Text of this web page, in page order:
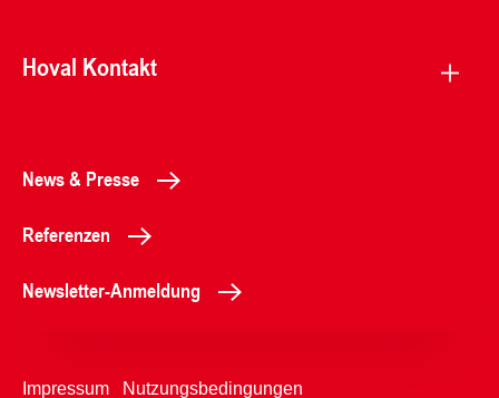
Hoval Kontakt
News & Presse
Referenzen
Newsletter-Anmeldung
Impressum Nutzungsbedingungen